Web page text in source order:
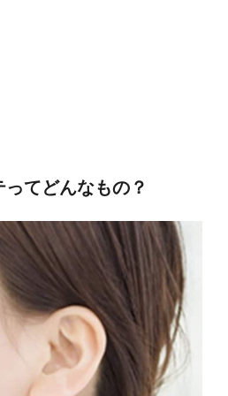
てどんなもの？